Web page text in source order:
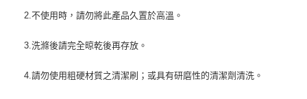
2.不使用時，請勿將此產品久置於高溫。
3.洗滌後請完全晾乾後再存放。
4.請勿使用粗硬材質之清潔刷；或具有研磨性的清潔劑清洗。